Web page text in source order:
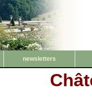
newsletters